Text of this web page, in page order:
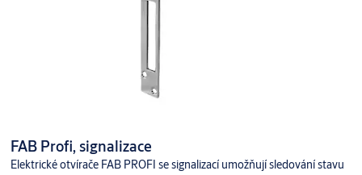
FAB Profi, signalizace
Elektrické otvírače FAB PROFI se signalizací umožňují sledování stavu